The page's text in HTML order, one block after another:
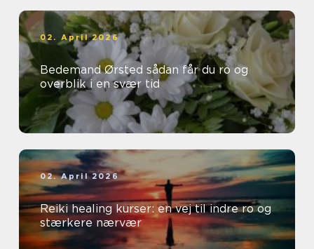
02. April 2026
Bedemand Ørsted sådan får du ro og
overblik i en svær tid
02. April 2026
Reiki healing kurser: en vej til indre ro og
stærkere nærvær